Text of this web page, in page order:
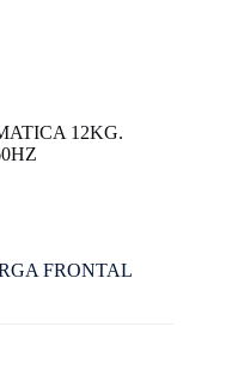
12KG.
FRONTAL